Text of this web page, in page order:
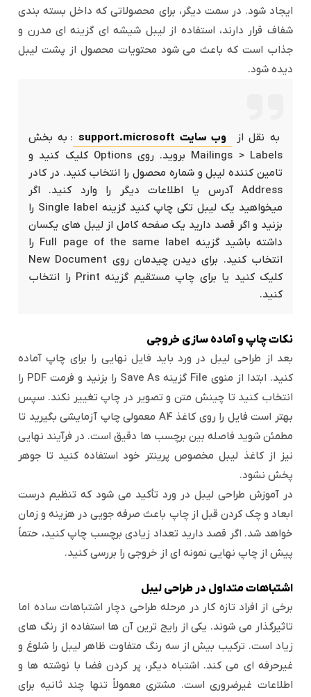
ایجاد شود. در سمت دیگر، برای محصولاتی که داخل بسته بندی
شفاف قرار دارند، استفاده از لیبل شیشه ای گزینه ای مدرن و
جذاب است که باعث می شود محتویات محصول از پشت لیبل
دیده شود.
به نقل از وب سایت support.microsoft
: به بخش
Mailings > Labels بروید. روی Options کلیک کنید و
تامین کننده لیبل و شماره محصول را انتخاب کنید. در کادر
Address آدرس یا اطلاعات دیگر را وارد کنید. اگر
میخواهید یک لیبل تکی چاپ کنید گزینه Single label را
بزنید و اگر قصد دارید یک صفحه کامل از لیبل های یکسان
داشته باشید گزینه Full page of the same label را
انتخاب کنید. برای دیدن چیدمان روی New Document
کلیک کنید یا برای چاپ مستقیم گزینه Print را انتخاب
کنید.
نکات چاپ و آماده سازی خروجی
بعد از طراحی لیبل در ورد باید فایل نهایی را برای چاپ آماده
کنید. ابتدا از منوی File گزینه Save As را بزنید و فرمت PDF را
انتخاب کنید تا چینش متن و تصویر در چاپ تغییر نکند. سپس
بهتر است فایل را روی کاغذ A4 معمولی چاپ آزمایشی بگیرید تا
مطمئن شوید فاصله بین برچسب ها دقیق است. در فرآیند نهایی
نیز از کاغذ لیبل مخصوص پرینتر خود استفاده کنید تا جوهر
پخش نشود.
در آموزش طراحی لیبل در ورد تأکید می شود که تنظیم درست
ابعاد و چک کردن قبل از چاپ باعث صرفه جویی در هزینه و زمان
خواهد شد. اگر قصد دارید تعداد زیادی برچسب چاپ کنید، حتماً
پیش از چاپ نهایی نمونه ای از خروجی را بررسی کنید.
اشتباهات متداول در طراحی لیبل
برخی از افراد تازه کار در مرحله طراحی دچار اشتباهات ساده اما
تاثیرگذار می شوند. یکی از رایج ترین آن ها استفاده از رنگ های
زیاد است. ترکیب بیش از سه رنگ متفاوت ظاهر لیبل را شلوغ و
غیرحرفه ای می کند. اشتباه دیگر، پر کردن فضا با نوشته ها و
اطلاعات غیرضروری است. مشتری معمولاً تنها چند ثانیه برای